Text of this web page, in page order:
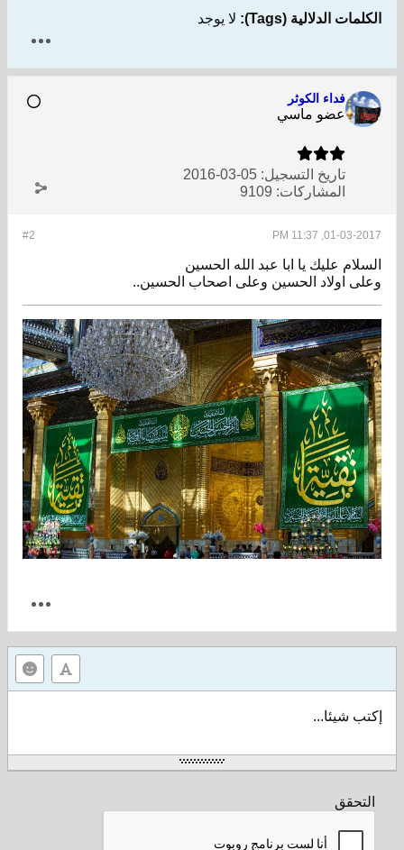
الكلمات الدلالية (Tags): لا يوجد
فداء الكوثر
عضو ماسي
تاريخ التسجيل: 05-03-2016
المشاركات: 9109
#2 01-03-2017, 11:37 PM
السلام عليك يا ابا عبد الله الحسين
وعلى اولاد الحسين وعلى اصحاب الحسين..
إكتب شيئا...
التحقق